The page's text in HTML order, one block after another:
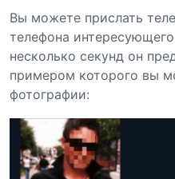
Вы можете прислать
телефона
несколько секунд он
примером которого вы
фотографии: